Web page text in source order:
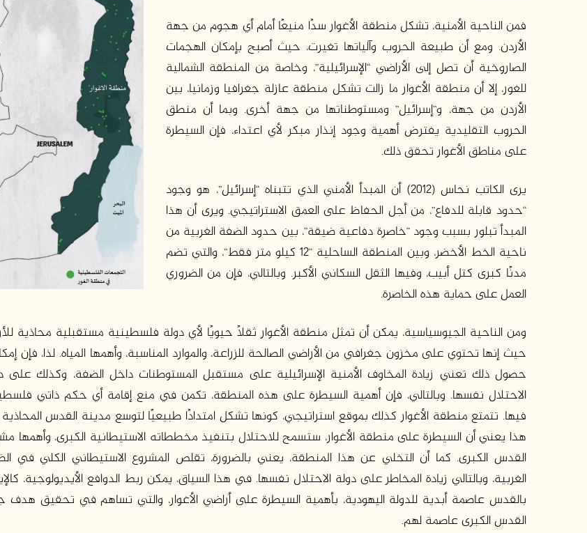
فمن الناحية الأمنية، تشكل منطقة الأغوار سدًا منيعًا أمام أي هجوم من جهة
الأردن. ومع أن طبيعة الحروب وآلياتها تغيرت، حيث أصبح بإمكان الهجمات
الصاروخية أن تصل إلى الأراضي “الإسرائيلية”، وخاصة من المنطقة الشمالية
للغور، إلا أن منطقة الأغوار ما زالت تشكل منطقة عازلة جغرافيا وزمانيا، بين
الأردن من جهة، و”إسرائيل” ومستوطناتها من جهة أخرى. وبما أن منطق
الحروب التقليدية يفترض أهمية وجود إنذار مبكر لأي اعتداء، فإن السيطرة
على مناطق الأغوار تحقق ذلك.
يرى الكاتب نحاس (2012) أن المبدأ الأمني الذي تتبناه “إسرائيل”، هو وجود
“حدود قابلة للدفاع”، من أجل الحفاظ على العمق الاستراتيجي. ويرى أن هذا
المبدأ تبلور بسبب وجود “خاصرة دفاعية ضيقة”، بين حدود الضفة الغربية من
ناحية الخط الأخضر، وبين المنطقة الساحلية “12 كيلو متر فقط”، والتي تضم
مدنًا كبرى كتل أبيب، وفيها الثقل السكاني الأكبر. وبالتالي، فإن من الضروري
العمل على حماية هذه الخاصرة.
ومن الناحية الجيوسياسية، يمكن أن تمثل منطقة الأغوار ثقلًا حيويًا لأي دولة فلسطينية مستقبلية محاذية
حيث إنها تحتوي على مخزون جغرافي من الأراضي الصالحة للزراعة، والموارد المناسبة، وأهمها المياه. لذا، فإن
حصول ذلك تعني زيادة المخاوف الأمنية الإسرائيلية على مستقبل المستوطنات داخل الضفة، وكذلك على
الاحتلال نفسها. وبالتالي، فإن أهمية السيطرة على هذه المنطقة، تكمن في منع إقامة أي حكم ذاتي
فيها. تتمتع منطقة الأغوار كذلك بموقع استراتيجي، كونها تشكل امتدادًا طبيعيًا لتوسع مدينة القدس المحاذية
هذا يعني أن السيطرة على منطقة الأغوار، ستسمح للاحتلال بتنفيذ مخططاته الاستيطانية الكبرى، وأهمها
القدس الكبرى. كما أن التخلي عن هذا المنطقة، يعني بالضرورة، تقلص المشروع الاستيطاني الكلي في
الغربية، وبالتالي زيادة المخاطر على دولة الاحتلال نفسها. في هذا السياق، يمكن ربط الدوافع الأيديولوجية،
بالقدس عاصمة أبدية للدولة اليهودية، بأهمية السيطرة على أراضي الأغوار، والتي تساهم في تحقيق
القدس الكبرى عاصمة لهم.